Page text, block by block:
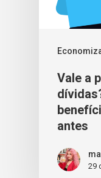
Vale a
antes
29